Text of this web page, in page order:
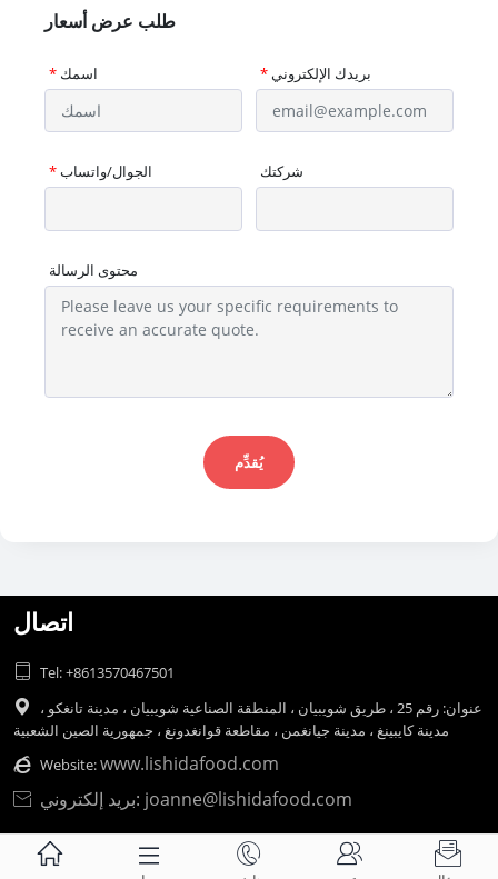
طلب عرض أسعار
* اسمك * بريدك الإلكتروني
*الجوال/واتساب شركتك
محتوى الرسالة
يُقدِّم
اتصال
 Tel: +8613570467501

عنوان: رقم 25 ، طريق شويبيان ، المنطقة الصناعية شويبيان ، مدينة تانغكو ،
مدينة كايبينغ ، مدينة جيانغمن ، مقاطعة قوانغدونغ ، جمهورية الصين الشعبية
 Website:www.lishidafood.com
 بريد إلكتروني: joanne@lishidafood.com
    